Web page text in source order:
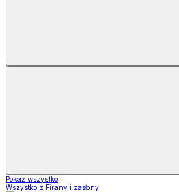
Pokaż wszystko
Wszystko z Firany i zasłony